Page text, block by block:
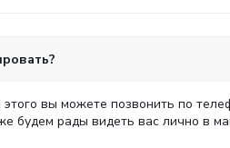
вы можете позвонить по
будем рады видеть вас лично в